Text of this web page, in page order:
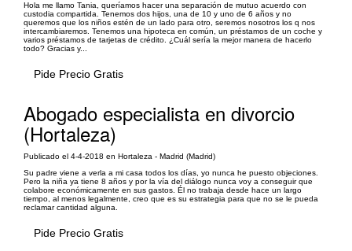
Hola me llamo Tania, queríamos hacer una separación de mutuo acuerdo con
custodia compartida. Tenemos dos hijos, una de 10 y uno de 6 años y no
queremos que los niños estén de un lado para otro, seremos nosotros los q nos
intercambiaremos. Tenemos una hipoteca en común, un préstamos de un coche y
varios préstamos de tarjetas de crédito. ¿Cuál sería la mejor manera de hacerlo
todo? Gracias y...
Pide Precio Gratis
Abogado especialista en divorcio
(Hortaleza)
Publicado el 4-4-2018 en Hortaleza - Madrid (Madrid)
Su padre viene a verla a mi casa todos los días, yo nunca he puesto objeciones.
Pero la niña ya tiene 8 años y por la vía del diálogo nunca voy a conseguir que
colabore económicamente en sus gastos. Él no trabaja desde hace un largo
tiempo, al menos legalmente, creo que es su estrategia para que no se le pueda
reclamar cantidad alguna.
Pide Precio Gratis